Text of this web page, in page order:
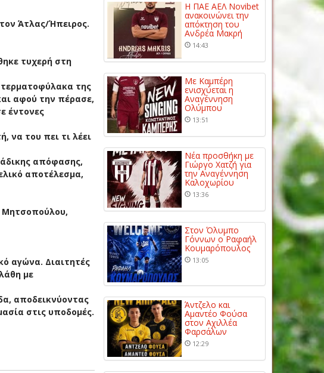
Άτλας/Ήπειρος.
τυχερή στη
τερματοφύλακα της
αφού την πέρασε,
έντονες
να του πει τι λέει
άδικης απόφασης,
αποτέλεσμα,
Μητσοπούλου,
αγώνα. Διαιτητές
με
αποδεικνύοντας
στις υποδομές.
Η ΠΑΕ ΑΕΛ Novibet
ανακοινώνει την
απόκτηση του
Ανδρέα Μακρή
14:43
Με Καμπέρη
ενισχύεται η
Αναγέννηση
Ολύμπου
13:51
Νέα προσθήκη με
Γιώργο Χατζή για
την Αναγέννηση
Καλοχωρίου
13:36
Στον Όλυμπο
Γόννων ο Ραφαήλ
Κουμαρόπουλος
13:05
Άντζελο και
Αμαντέο Φούσα
στον Αχιλλέα
Φαρσάλων
12:29